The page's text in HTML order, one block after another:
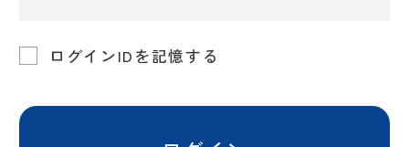
ログインIDを記憶する